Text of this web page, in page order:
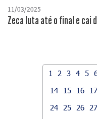
11/03/2025
Zeca luta até o final e cai
1 2 3 4 5
14
15 16 17
24
25 26 27